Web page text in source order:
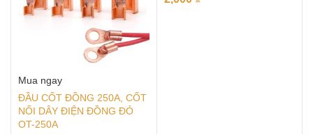
Mua ngay
ĐẦU CỐT ĐỒNG 250A, CỐT
NỐI DÂY ĐIỆN ĐỒNG ĐỎ
OT-250A